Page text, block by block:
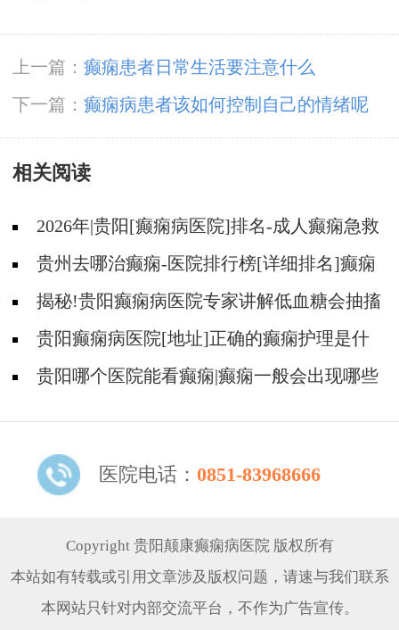
上一篇： 癫痫患者日常生活要注意什么
下一篇： 癫痫病患者该如何控制自己的情绪呢
相关阅读
2026年|贵阳[癫痫病医院]排名-成人癫痫急救
措施护理
贵州去哪治癫痫-医院排行榜[详细排名]癫痫
病人可以吃什么食物?
揭秘!贵阳癫痫病医院专家讲解低血糖会抽搐
吗?贵阳癫痫病医院[地址]正确的癫痫护理是什
么?贵阳哪个医院能看癫痫|癫痫一般会出现哪些
医院电话： 0851-83968666
Copyright 贵阳颠康癫痫病医院 版权所有
本站如有转载或引用文章涉及版权问题，请速与我们联系
本网站只针对内部交流平台，不作为广告宣传。